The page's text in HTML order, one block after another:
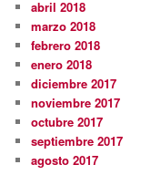
abril 2018
marzo 2018
febrero 2018
enero 2018
diciembre 2017
noviembre 2017
octubre 2017
septiembre 2017
agosto 2017